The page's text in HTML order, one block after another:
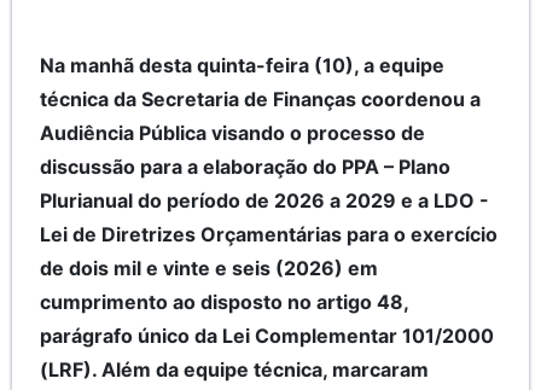
Na manhã desta quinta-feira (10), a equipe
técnica da Secretaria de Finanças coordenou a
Audiência Pública visando o processo de
discussão para a elaboração do PPA – Plano
Plurianual do período de 2026 a 2029 e a LDO -
Lei de Diretrizes Orçamentárias para o exercício
de dois mil e vinte e seis (2026) em
cumprimento ao disposto no artigo 48,
parágrafo único da Lei Complementar 101/2000
(LRF). Além da equipe técnica, marcaram